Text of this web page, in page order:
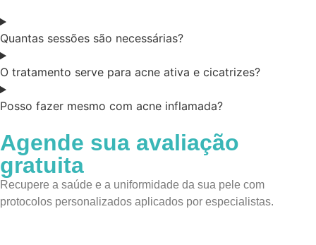
Quantas sessões são necessárias?
O tratamento serve para acne ativa e cicatrizes?
Posso fazer mesmo com acne inflamada?
Agende sua avaliação
gratuita
Recupere a saúde e a uniformidade da sua pele com
protocolos personalizados aplicados por especialistas.